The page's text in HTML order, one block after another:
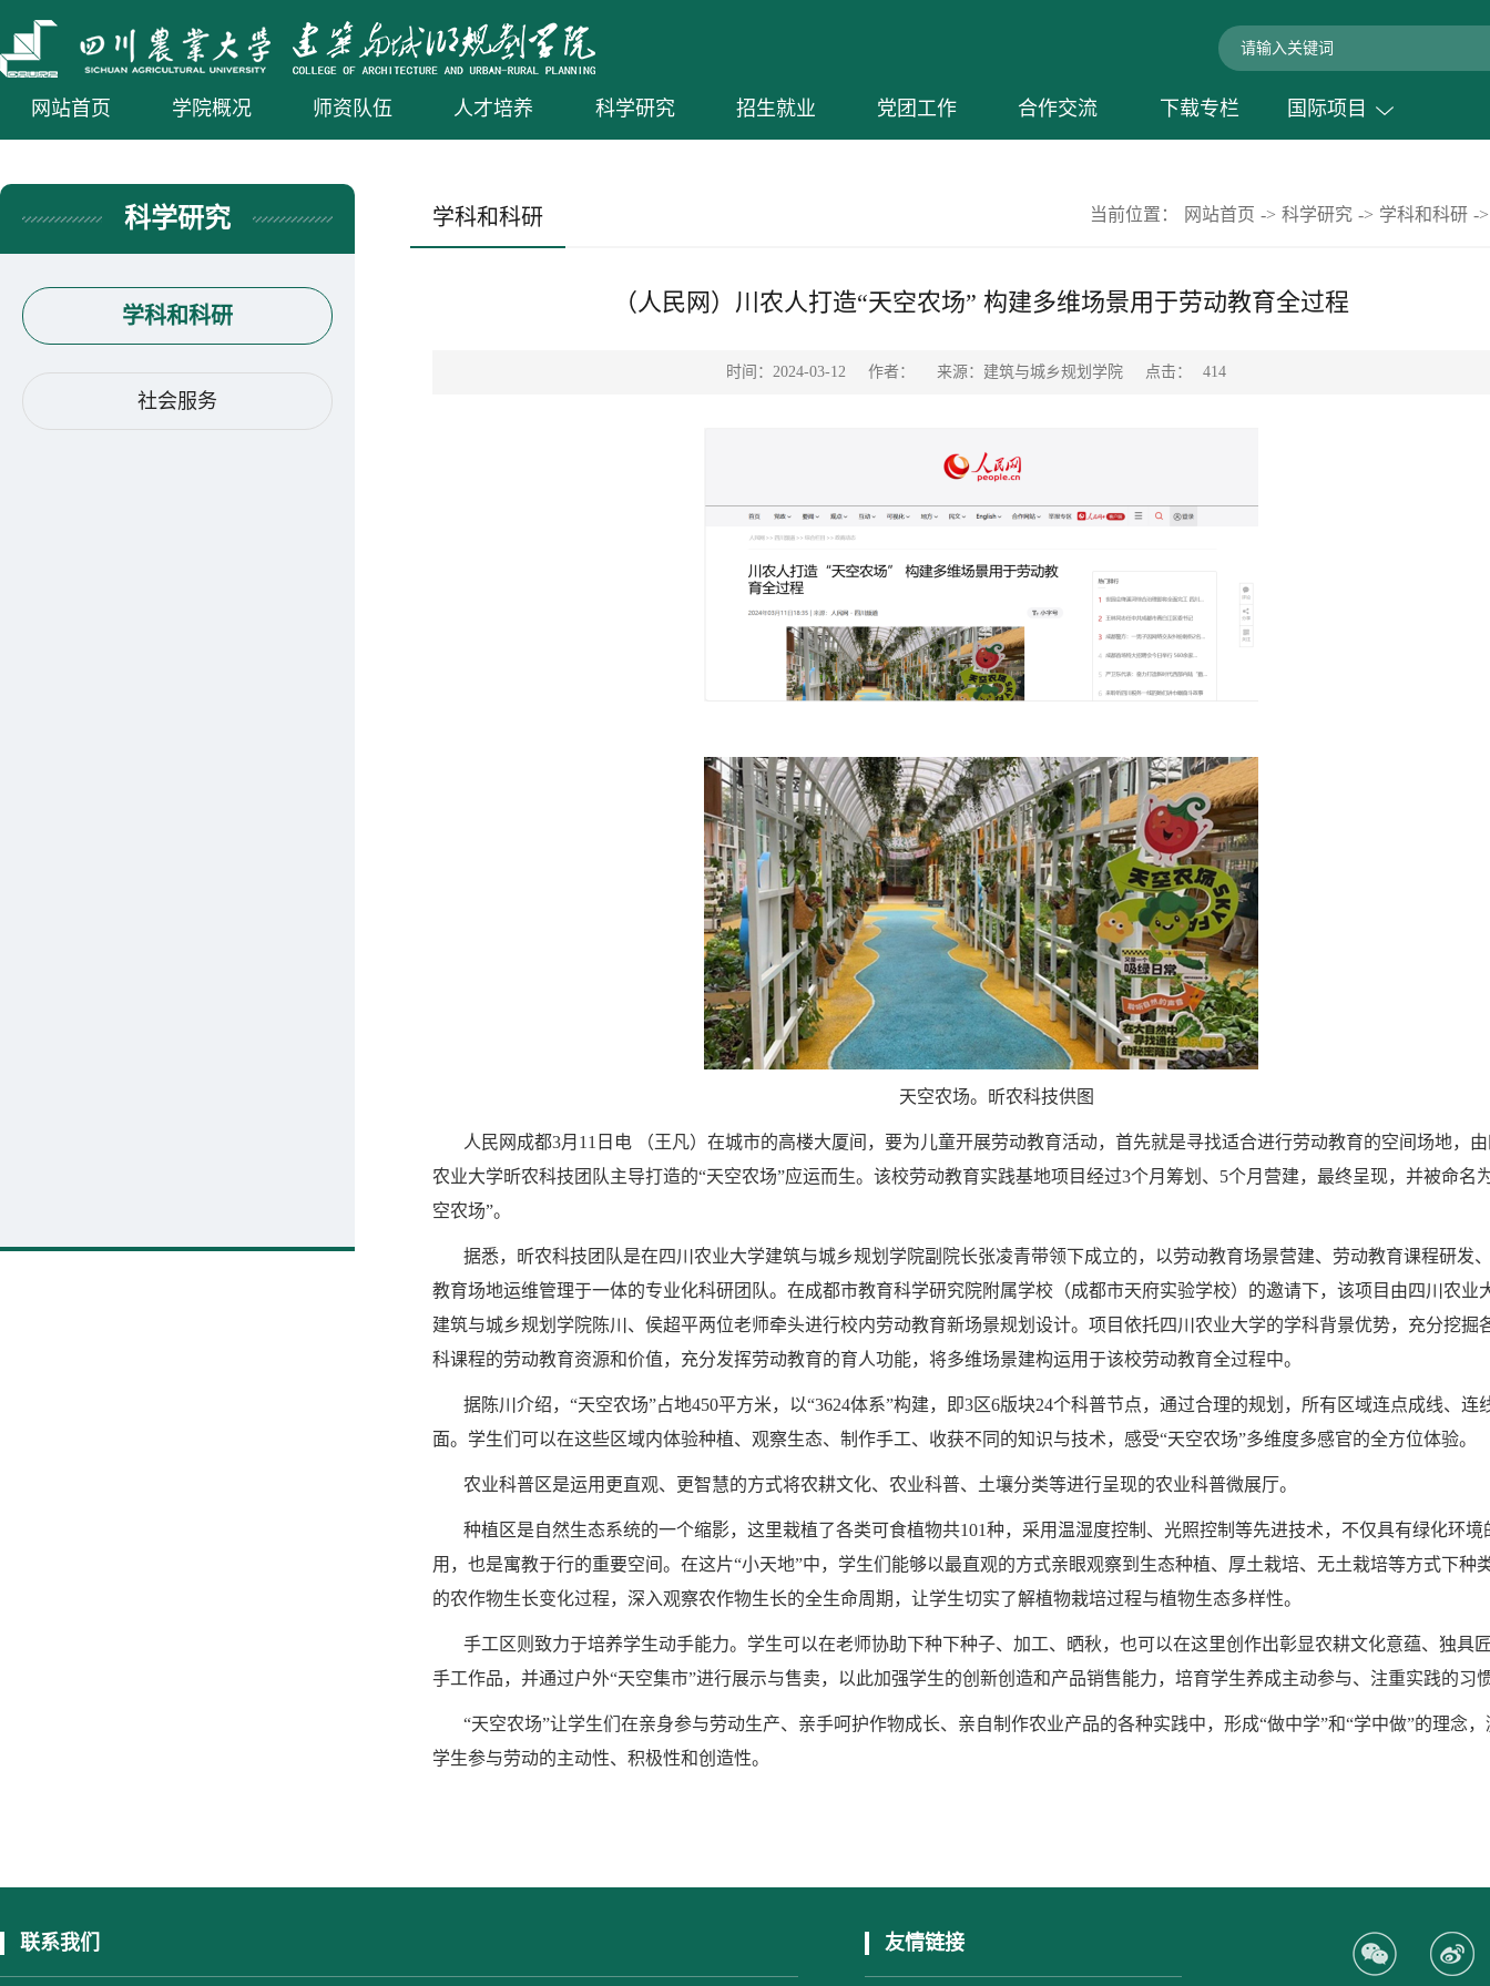
网站首页 学院概况 师资队伍 人才培养 科学研究 招生就业 党团工作 合作交流 下载专栏 国际项目
科学研究
学科和科研
社会服务
学科和科研 当前位置： 网站首页 -> 科学研究 -> 学科和科研 ->
（人民网）川农人打造“天空农场” 构建多维场景用于劳动教育全过程
时间：2024-03-12 作者： 来源：建筑与城乡规划学院 点击： 414
天空农场。昕农科技供图
人民网成都3月11日电 （王凡）在城市的高楼大厦间，要为儿童开展劳动教育活动，首先就是寻找适合进行劳动教育的空间场地，
农业大学昕农科技团队主导打造的“天空农场”应运而生。该校劳动教育实践基地项目经过3个月筹划、5个月营建，最终呈现，并被命名
空农场”。
据悉，昕农科技团队是在四川农业大学建筑与城乡规划学院副院长张凌青带领下成立的，以劳动教育场景营建、劳动教育课程研发
教育场地运维管理于一体的专业化科研团队。在成都市教育科学研究院附属学校（成都市天府实验学校）的邀请下，该项目由四川农业
建筑与城乡规划学院陈川、侯超平两位老师牵头进行校内劳动教育新场景规划设计。项目依托四川农业大学的学科背景优势，充分挖掘
科课程的劳动教育资源和价值，充分发挥劳动教育的育人功能，将多维场景建构运用于该校劳动教育全过程中。
据陈川介绍， “天空农场”占地450平方米，以“3624体系”构建，即3区6版块24个科普节点，通过合理的规划，所有区域连点成线、连
面。学生们可以在这些区域内体验种植、观察生态、制作手工、收获不同的知识与技术，感受“天空农场”多维度多感官的全方位体验。
农业科普区是运用更直观、更智慧的方式将农耕文化、农业科普、土壤分类等进行呈现的农业科普微展厅。
种植区是自然生态系统的一个缩影，这里栽植了各类可食植物共101种，采用温湿度控制、光照控制等先进技术，不仅具有绿化环境
用，也是寓教于行的重要空间。在这片“小天地”中，学生们能够以最直观的方式亲眼观察到生态种植、厚土栽培、无土栽培等方式下种
的农作物生长变化过程，深入观察农作物生长的全生命周期，让学生切实了解植物栽培过程与植物生态多样性。
手工区则致力于培养学生动手能力。学生可以在老师协助下种下种子、加工、晒秋，也可以在这里创作出彰显农耕文化意蕴、独具
手工作品，并通过户外“天空集市”进行展示与售卖，以此加强学生的创新创造和产品销售能力，培育学生养成主动参与、注重实践的习
“天空农场”让学生们在亲身参与劳动生产、亲手呵护作物成长、亲自制作农业产品的各种实践中，形成“做中学”和“学中做”的理念，
学生参与劳动的主动性、积极性和创造性。
联系我们 友情链接